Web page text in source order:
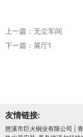
上一篇： 无尘车间
下一篇： 展厅1
友情链接:
慈溪市巨火铜业有限公司